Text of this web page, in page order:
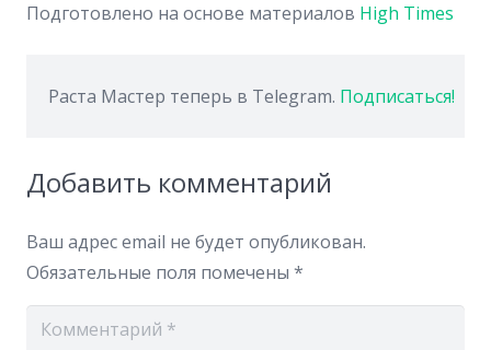
Подготовлено на основе материалов High Times
Раста Мастер теперь в Telegram. Подписаться!
Добавить комментарий
Ваш адрес email не будет опубликован.
Обязательные поля помечены *